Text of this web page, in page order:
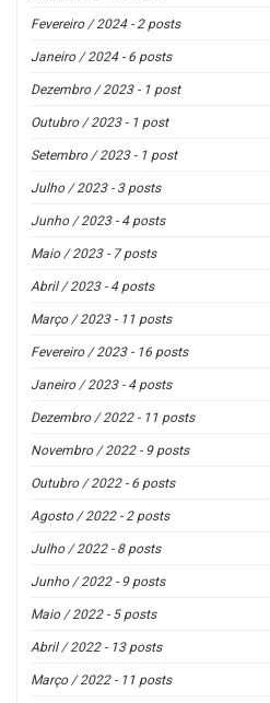
Fevereiro / 2024 - 2 posts
Janeiro / 2024 - 6 posts
Dezembro / 2023 - 1 post
Outubro / 2023 - 1 post
Setembro / 2023 - 1 post
Julho / 2023 - 3 posts
Junho / 2023 - 4 posts
Maio / 2023 - 7 posts
Abril / 2023 - 4 posts
Março / 2023 - 11 posts
Fevereiro / 2023 - 16 posts
Janeiro / 2023 - 4 posts
Dezembro / 2022 - 11 posts
Novembro / 2022 - 9 posts
Outubro / 2022 - 6 posts
Agosto / 2022 - 2 posts
Julho / 2022 - 8 posts
Junho / 2022 - 9 posts
Maio / 2022 - 5 posts
Abril / 2022 - 13 posts
Março / 2022 - 11 posts